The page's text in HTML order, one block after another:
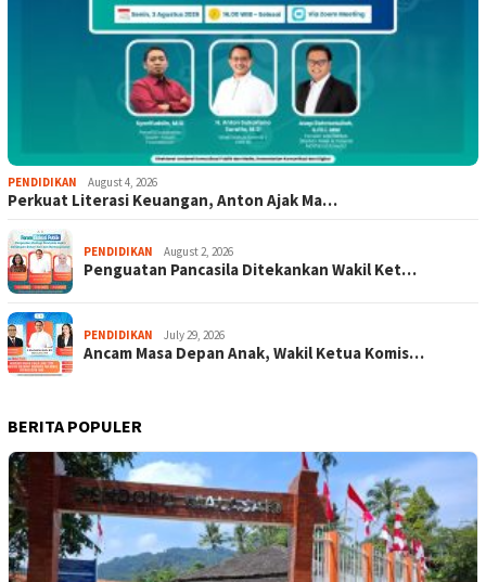
PENDIDIKAN August 4, 2026
Perkuat Literasi Keuangan, Anton Ajak Ma…
PENDIDIKAN August 2, 2026
Penguatan Pancasila Ditekankan Wakil Ket…
PENDIDIKAN July 29, 2026
Ancam Masa Depan Anak, Wakil Ketua Komis…
BERITA POPULER